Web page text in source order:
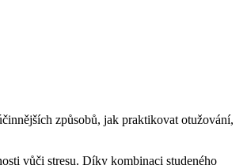
způsobů, jak praktikovat otužování,
vůči stresu. Díky kombinaci studeného